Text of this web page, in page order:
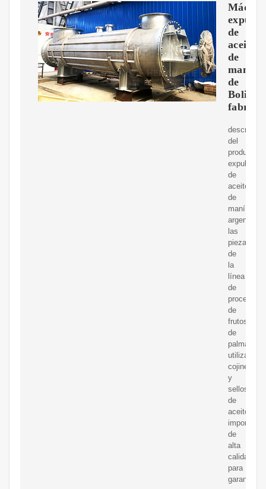
de
aceite
de
maní
de
Bolivia
del
expulsora
de
aceite
de
maní
argentina1.
las
piezas
de
la
línea
de
de
frutos
de
palma
utilizan
cojinetes
y
sellos
de
aceite
importados
de
alta
calidad
para
garantizar